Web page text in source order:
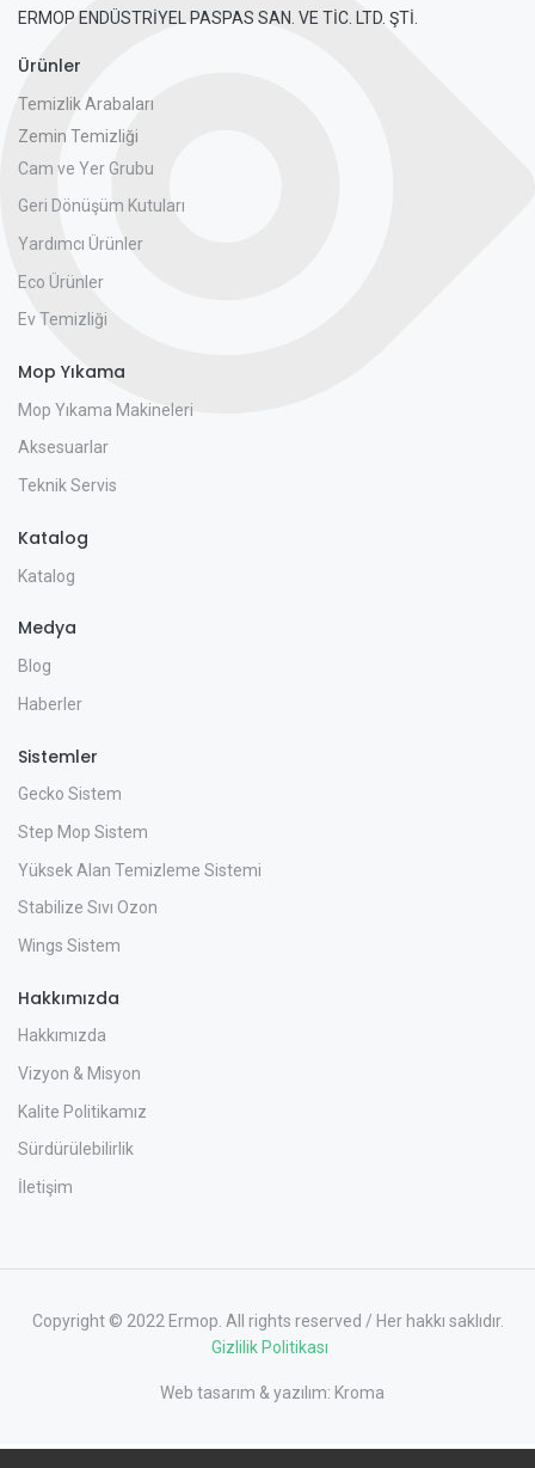
ERMOP ENDÜSTRİYEL PASPAS SAN. VE TİC. LTD. ŞTİ.
Ürünler
Temizlik Arabaları
Zemin Temizliği
Cam ve Yer Grubu
Geri Dönüşüm Kutuları
Yardımcı Ürünler
Eco Ürünler
Ev Temizliği
Mop Yıkama
Mop Yıkama Makineleri
Aksesuarlar
Teknik Servis
Katalog
Katalog
Medya
Blog
Haberler
Sistemler
Gecko Sistem
Step Mop Sistem
Yüksek Alan Temizleme Sistemi
Stabilize Sıvı Ozon
Wings Sistem
Hakkımızda
Hakkımızda
Vizyon & Misyon
Kalite Politikamız
Sürdürülebilirlik
İletişim
Copyright © 2022 Ermop. All rights reserved / Her hakkı saklıdır.
Gizlilik Politikası
Web tasarım & yazılım: Kroma